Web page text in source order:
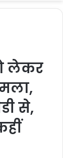
लेकर
से,